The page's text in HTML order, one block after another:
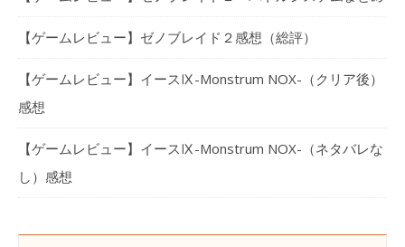
【ゲームレビュー】ゼノブレイド２感想（総評）
【ゲームレビュー】イースⅨ-Monstrum NOX-（クリア後）
感想
【ゲームレビュー】イースⅨ-Monstrum NOX-（ネタバレな
し）感想